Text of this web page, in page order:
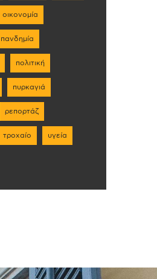
οικονομία
πανδημία
πολιτική
πυρκαγιά
ρεπορτάζ
τροχαίο υγεία